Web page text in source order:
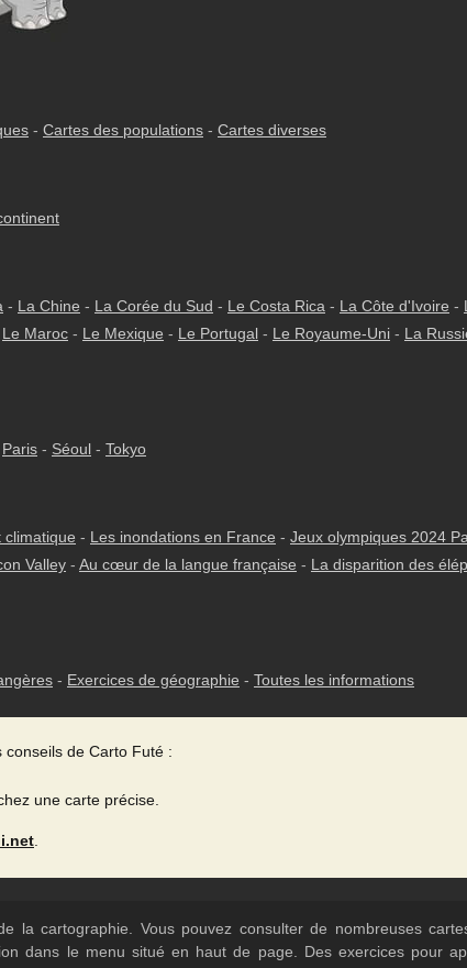
- Cartes des populations - Cartes diverses
- La Chine - La Corée du Sud - Le Costa Rica - La Côte d'Ivoire -
Le Maroc - Le Mexique - Le Portugal - Le Royaume-Uni - La
Paris - Séoul - Tokyo
climatique - Les inondations en France - Jeux olympiques 2024
Valley - Au cœur de la langue française - La disparition des
- Exercices de géographie - Toutes les informations
conseils de Carto Futé :
une carte précise.
cartographie. Vous pouvez consulter de nombreuses
dans le menu situé en haut de page. Des exercices pour